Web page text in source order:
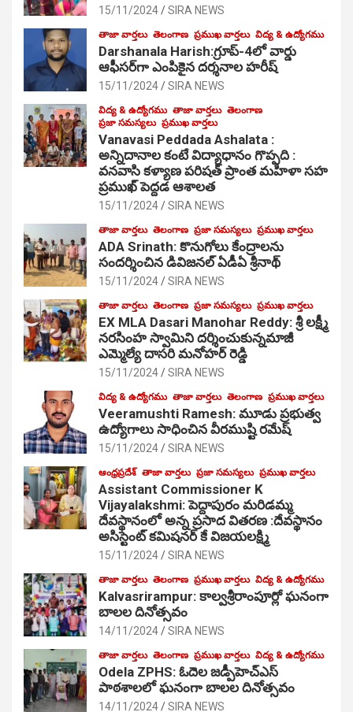
15/11/2024 SIRA NEWS
తాజా వార్తలు తెలంగాణ ప్రముఖ వార్తలు విద్య & ఉద్యోగము
Darshanala Harish:గ్రూప్-4లో వార్డు
ఆఫీసర్‌గా ఎంపికైన దర్శనాల హరీష్
15/11/2024 SIRA NEWS
విద్య & ఉద్యోగము తాజా వార్తలు తెలంగాణ
ప్రజా సమస్యలు ప్రముఖ వార్తలు
Vanavasi Peddada Ashalata :
అన్నిదానాల కంటే విద్యాధానం గొప్పది :
వనవాసి కళ్యాణ పరిషత్ ప్రాంత మహిళా సహ
ప్రముఖ్ పెద్దడ ఆశాలత
15/11/2024 SIRA NEWS
తాజా వార్తలు తెలంగాణ ప్రజా సమస్యలు ప్రముఖ వార్తలు
ADA Srinath: కొనుగోలు కేంద్రాల‌ను
సంద‌ర్శించిన డివిజనల్ ఏడీఏ శ్రీనాథ్
15/11/2024 SIRA NEWS
తాజా వార్తలు తెలంగాణ ప్రజా సమస్యలు ప్రముఖ వార్తలు
EX MLA Dasari Manohar Reddy: శ్రీ లక్ష్మీ
నరసింహ స్వామిని దర్శించుకున్నమాజీ
ఎమ్మెల్యే దాసరి మనోహర్ రెడ్డి
15/11/2024 SIRA NEWS
విద్య & ఉద్యోగము తాజా వార్తలు తెలంగాణ ప్రముఖ వార్తలు
Veeramushti Ramesh: మూడు ప్రభుత్వ
ఉద్యోగాలు సాధించిన వీరముష్టి రమేష్
15/11/2024 SIRA NEWS
ఆంధ్రప్రదేశ్ తాజా వార్తలు ప్రజా సమస్యలు ప్రముఖ వార్తలు
Assistant Commissioner K
Vijayalakshmi: పెద్దాపురం మరిడమ్మ
దేవస్థానంలో అన్న ప్రసాద వితరణ :దేవస్థానం
అసిస్టెంట్ కమిషనర్ కే విజయలక్ష్మి
15/11/2024 SIRA NEWS
తాజా వార్తలు తెలంగాణ ప్రముఖ వార్తలు విద్య & ఉద్యోగము
Kalvasrirampur: కాల్వశ్రీరాంపూర్లో ఘనంగా
బాలల దినోత్సవం
14/11/2024 SIRA NEWS
తాజా వార్తలు తెలంగాణ ప్రముఖ వార్తలు విద్య & ఉద్యోగము
Odela ZPHS: ఓదెల జ‌డ్పీహెచ్ఎస్
పాఠ‌శాల‌లో ఘనంగా బాలల దినోత్సవం
14/11/2024 SIRA NEWS